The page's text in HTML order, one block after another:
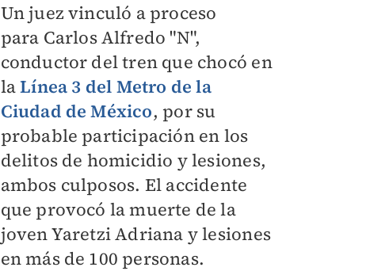
Un juez vinculó a proceso
para Carlos Alfredo "N",
conductor del tren que chocó en
laLínea 3 del Metro de la
Ciudad de México, por su
probable participación en los
delitos de homicidio y lesiones,
ambos culposos. El accidente
que provocó la muerte de la
joven Yaretzi Adriana y lesiones
en más de 100 personas.